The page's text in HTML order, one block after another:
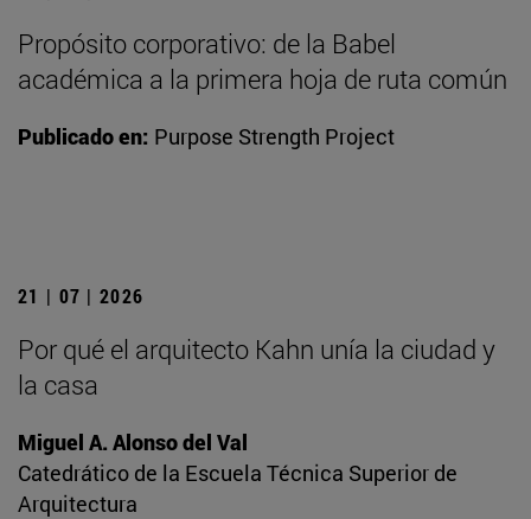
Propósito corporativo: de la Babel
académica a la primera hoja de ruta común
Publicado en: Purpose Strength Project
21 | 07 | 2026
Por qué el arquitecto Kahn unía la ciudad y
la casa
Miguel A. Alonso del Val
Catedrático de la Escuela Técnica Superior de
Arquitectura